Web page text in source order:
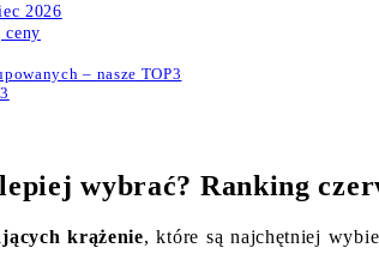
2026
ceny
– nasze TOP3
wybrać? Ranking
krążenie, które są najchętniej